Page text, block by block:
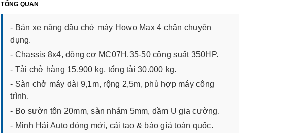
TỔNG QUAN
- Bán xe nâng đầu chở máy Howo Max 4 chân chuyên
dụng.
- Chassis 8x4, động cơ MC07H.35-50 công suất 350HP.
- Tải chở hàng 15.900 kg, tổng tải 30.000 kg.
- Sàn chở máy dài 9,1m, rộng 2,5m, phù hợp máy công
trình.
- Bo sườn tôn 20mm, sàn nhám 5mm, dầm U gia cường.
- Minh Hải Auto đóng mới, cải tạo & báo giá toàn quốc.